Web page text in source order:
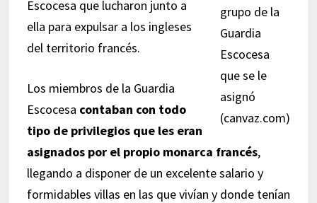
grupo de la
Guardia
Escocesa
que se le
asignó
(canvaz.com)
Escocesa que lucharon junto a
ella para expulsar a los ingleses
del territorio francés.
Los miembros de la Guardia
Escocesa contaban con todo
tipo de privilegios que les eran
asignados por el propio monarca francés,
llegando a disponer de un excelente salario y
formidables villas en las que vivían y donde tenían